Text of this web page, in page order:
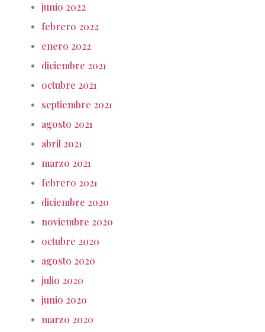
junio 2022
febrero 2022
enero 2022
diciembre 2021
octubre 2021
septiembre 2021
agosto 2021
abril 2021
marzo 2021
febrero 2021
diciembre 2020
noviembre 2020
octubre 2020
agosto 2020
julio 2020
junio 2020
marzo 2020